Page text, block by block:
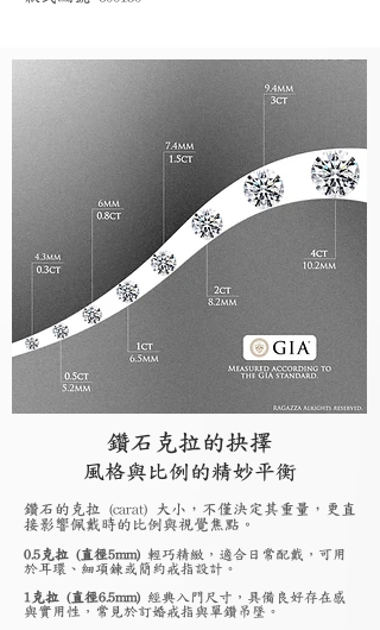
鑽石克拉的抉擇
風格與比例的精妙平衡
鑽石的克拉 (carat) 大小，不僅決定其重量，更直
接影響佩戴時的比例與視覺焦點。
0.5克拉 (直徑5mm) 輕巧精緻，適合日常配戴，可用
於耳環、細項鍊或簡約戒指設計。
1克拉 (直徑6.5mm) 經典入門尺寸，具備良好存在感
與實用性，常見於訂婚戒指與單鑽吊墜。